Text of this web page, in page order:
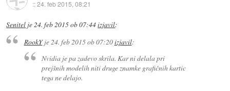
::24. feb 2015, 08:21
Senitel je24. feb 2015 ob 07:44izjavil:
RookYje 24. feb 2015 ob 07:20izjavil:
Nvidia je pa zadevo skrila. Kar ni delala pri
prejšnih modelih niti druge znamke grafičnih kartic
tega ne delajo.